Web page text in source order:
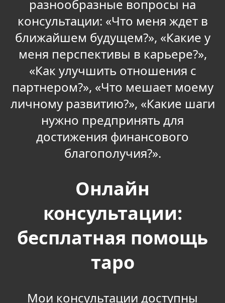
разнообразные вопросы на
консультации: «Что меня ждет в
ближайшем будущем?», «Какие у
меня перспективы в карьере?»,
«Как улучшить отношения с
партнером?», «Что мешает моему
личному развитию?», «Какие шаги
нужно предпринять для
достижения финансового
благополучия?».
Онлайн
консультации:
бесплатная помощь
таро
Мои консультации доступны